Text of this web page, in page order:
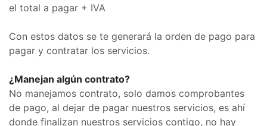
el total a pagar + IVA
Con estos datos se te generará la orden de pago para
pagar y contratar los servicios.
¿Manejan algún contrato?
No manejamos contrato, solo damos comprobantes
de pago, al dejar de pagar nuestros servicios, es ahí
donde finalizan nuestros servicios contigo, no hay